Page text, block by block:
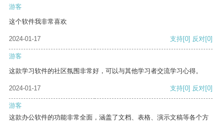
游客
这个软件我非常喜欢
2024-01-17 支持[0] 反对[0]
游客
这款学习软件的社区氛围非常好，可以与其他学习者交流学习心得。
2024-01-17 支持[0] 反对[0]
游客
这款办公软件的功能非常全面，涵盖了文档、表格、演示文稿等各个方